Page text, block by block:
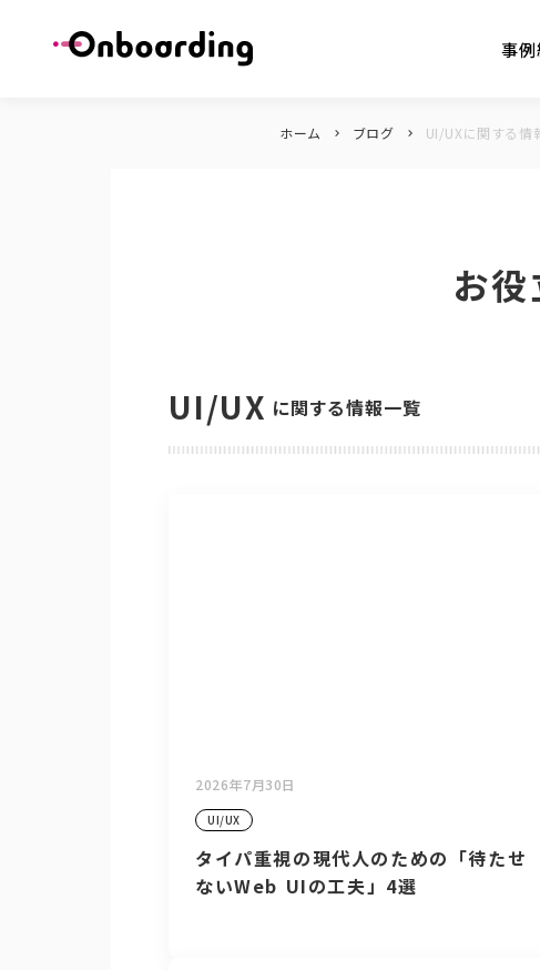
事
ホーム keyboard_arrow_right ブログ keyboard_arrow_right UI/UXに関する情
お
UI/UX に関する情報一覧
2026年7月30日
UI/UX
タイパ重視の現代人のための「待たせ
ないWeb UIの工夫」4選